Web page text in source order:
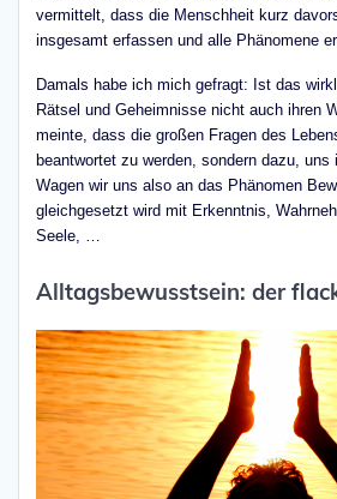
vermittelt, dass die Menschheit kurz
insgesamt erfassen und alle Phänomene
Damals habe ich mich gefragt: Ist das
Rätsel und Geheimnisse nicht auch ihren
meinte, dass die großen Fragen des
beantwortet zu werden, sondern dazu, uns
Wagen wir uns also an das Phänomen
gleichgesetzt wird mit Erkenntnis,
Seele, …
Alltagsbewusstsein: der